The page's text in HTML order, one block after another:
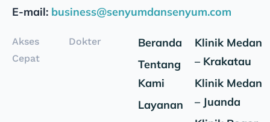
E-mail: business@senyumdansenyum.com
Akses
Cepat
Dokter
Beranda
Tentang
Kami
Layanan
Klinik Medan
– Krakatau
Klinik Medan
– Juanda